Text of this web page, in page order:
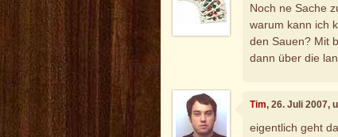
Noch ne Sache
warum kann ich
den Sauen? Mit
dann über die
Tim, 26. Juli 2007,
eigentlich geht